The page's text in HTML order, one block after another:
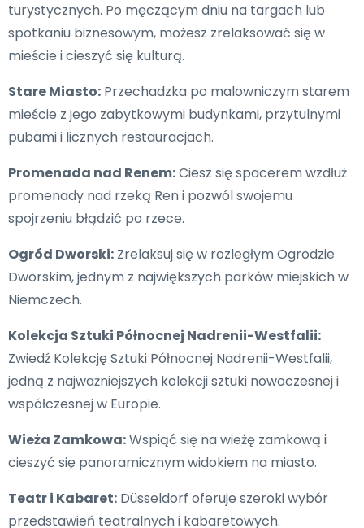
turystycznych. Po męczącym dniu na targach lub
spotkaniu biznesowym, możesz zrelaksować się w
mieście i cieszyć się kulturą.
Stare Miasto: Przechadzka po malowniczym starem
mieście z jego zabytkowymi budynkami, przytulnymi
pubami i licznych restauracjach.
Promenada nad Renem:Ciesz się spacerem wzdłuż
promenady nad rzeką Ren i pozwól swojemu
spojrzeniu błądzić po rzece.
Ogród Dworski: Zrelaksuj się w rozległym Ogrodzie
Dworskim, jednym z największych parków miejskich w
Niemczech.
Kolekcja Sztuki Północnej Nadrenii-Westfalii:
Zwiedź Kolekcję Sztuki Północnej Nadrenii-Westfalii,
jedną z najważniejszych kolekcji sztuki nowoczesnej i
współczesnej w Europie.
Wieża Zamkowa:Wspiąć się na wieżę zamkową i
cieszyć się panoramicznym widokiem na miasto.
Teatr i Kabaret: Düsseldorf oferuje szeroki wybór
przedstawień teatralnych i kabaretowych.